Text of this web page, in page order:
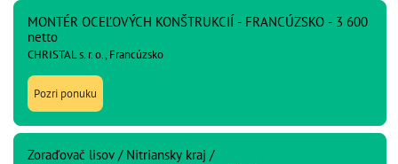
MONTÉR OCEĽOVÝCH KONŠTRUKCIÍ - FRANCÚZSKO - 3 600
netto
CHRISTAL s. r. o., Francúzsko
Pozri ponuku
Zoraďovač lisov / Nitriansky kraj /